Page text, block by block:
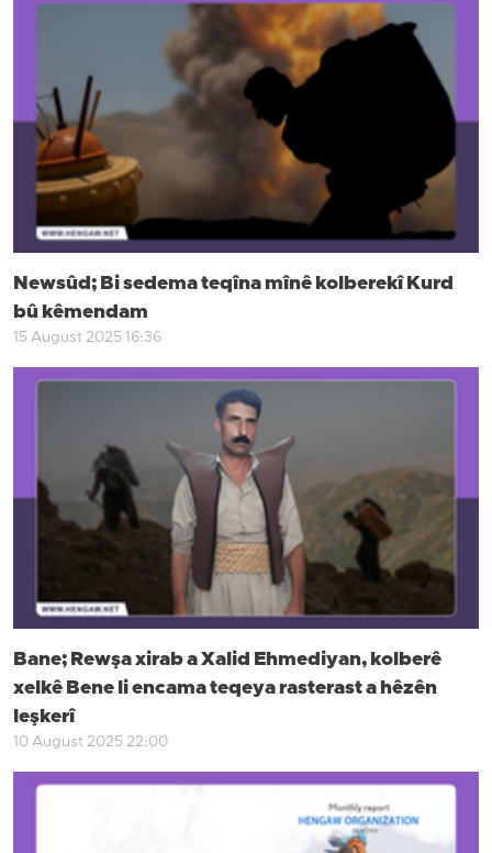
Newsûd; Bi sedema teqîna mînê kolberekî Kurd
bû kêmendam
15 August 2025 16:36
Bane; Rewşa xirab a Xalid Ehmediyan, kolberê
xelkê Bene li encama teqeya rasterast a hêzên
leşkerî
10 August 2025 22:00